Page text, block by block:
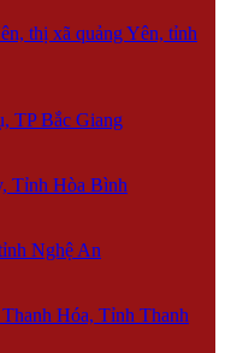
thị xã quảng Yên, tỉnh
TP Bắc Giang
Tỉnh Hòa Bình
Nghệ An
Hóa, Tỉnh Thanh